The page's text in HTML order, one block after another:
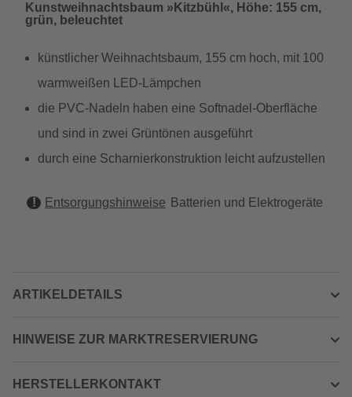
Kunstweihnachtsbaum »Kitzbühl«, Höhe: 155 cm,
grün, beleuchtet
künstlicher Weihnachtsbaum, 155 cm hoch, mit 100
warmweißen LED-Lämpchen
die PVC-Nadeln haben eine Softnadel-Oberfläche
und sind in zwei Grüntönen ausgeführt
durch eine Scharnierkonstruktion leicht aufzustellen
Entsorgungshinweise Batterien und Elektrogeräte
ARTIKELDETAILS
HINWEISE ZUR MARKTRESERVIERUNG
HERSTELLERKONTAKT